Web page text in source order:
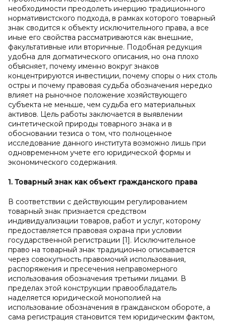
необходимости преодолеть инерцию традиционного
нормативистского подхода, в рамках которого товарный
знак сводится к объекту исключительного права, а все
иные его свойства рассматриваются как внешние,
факультативные или вторичные. Подобная редукция
удобна для догматического описания, но она плохо
объясняет, почему именно вокруг знаков
концентрируются инвестиции, почему споры о них столь
остры и почему правовая судьба обозначения нередко
влияет на рыночное положение хозяйствующего
субъекта не меньше, чем судьба его материальных
активов. Цель работы заключается в выявлении
синтетической природы товарного знака и в
обосновании тезиса о том, что полноценное
исследование данного института возможно лишь при
одновременном учете его юридической формы и
экономического содержания.
1. Товарный знак как объект гражданского права
В соответствии с действующим регулированием
товарный знак признается средством
индивидуализации товаров, работ и услуг, которому
предоставляется правовая охрана при условии
государственной регистрации [1]. Исключительное
право на товарный знак традиционно описывается
через совокупность правомочий использования,
распоряжения и пресечения неправомерного
использования обозначения третьими лицами. В
пределах этой конструкции правообладатель
наделяется юридической монополией на
использование обозначения в гражданском обороте, а
сама регистрация становится тем юридическим фактом,